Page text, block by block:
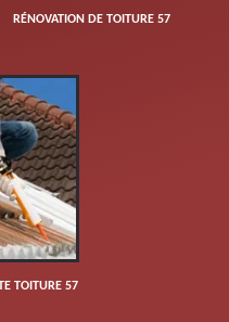
RÉNOVATION DE TOITURE 57
TOITURE 57